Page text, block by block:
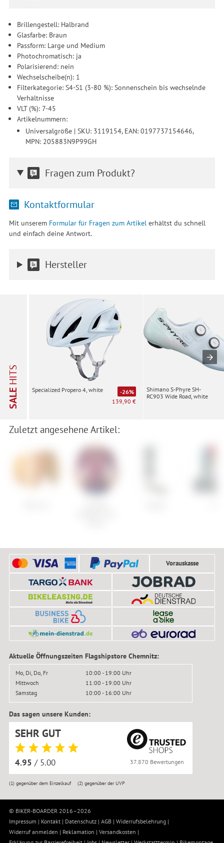
Brillengestell: Halbrand
Glasfarbe: Braun
Passform: Large und Medium
Photochromatisch: ja
Polarisierend: nein
Wechselscheibe(n): 1
Filterkategorie: S4-S1 (3-80 %): Sonnenschein bis wechselnde
Verhältnisse
VLT (%): 7-45
Artikelnummern:
Universalgröße | SKU: 3119154, EAN: 0197737154646,
MPN: 205883N9P99GH
Fragen zum Produkt?
Kontaktformular
Mit unserem Formular für Fragen zum Artikelerhältst du schnell
und einfach deine Antwort.
Hersteller
SALE
HITS
Specialized Propero 4, white
-26%
139,90 €
Shimano S-Phyre SH-
RC903 Wide Road, white
Zuletzt angesehene Artikel:
Vorauskasse
Aktuelle Öffnungszeiten Flagshipstore Chemnitz:
Mo, Di, Do, Fr
10:00 - 19:00 Uhr
Mittwoch
11:00 - 19:00 Uhr
Samstag
10:00 - 16:00 Uhr
Das sagen unsere Kunden:
SEHR GUT
4.95 / 5.00 37.870 Bewertungen
(1)gegenüber dem Einzelkauf (2) gegenüber der UVP
© BIKER-BOARDER 2016–2026
Impressum | Kontakt | Datenschutz | AGB | Widerrufsbelehrung |
Widerruf anmelden | Reklamation | Versandkosten |